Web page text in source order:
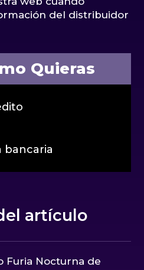
del distribuidor
Quieras
bancaria
artículo
Furia Nocturna de